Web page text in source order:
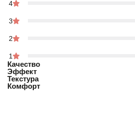
4
3
2
1
Качество
Эффект
Текстура
Комфорт